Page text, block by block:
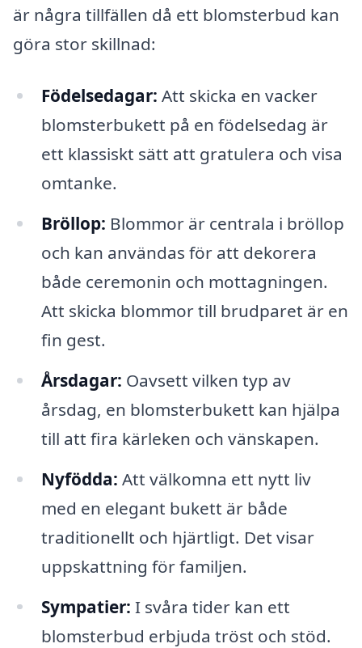
är några tillfällen då ett blomsterbud kan
göra stor skillnad:
Födelsedagar: Att skicka en vacker
blomsterbukett på en födelsedag är
ett klassiskt sätt att gratulera och visa
omtanke.
Bröllop: Blommor är centrala i bröllop
och kan användas för att dekorera
både ceremonin och mottagningen.
Att skicka blommor till brudparet är en
fin gest.
Årsdagar: Oavsett vilken typ av
årsdag, en blomsterbukett kan hjälpa
till att fira kärleken och vänskapen.
Nyfödda: Att välkomna ett nytt liv
med en elegant bukett är både
traditionellt och hjärtligt. Det visar
uppskattning för familjen.
Sympatier: I svåra tider kan ett
blomsterbud erbjuda tröst och stöd.